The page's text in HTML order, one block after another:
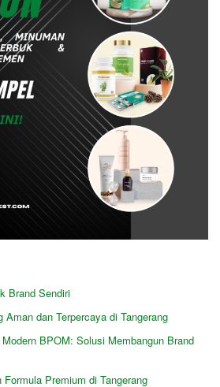
Brand Sendiri
Aman dan Terpercaya di Tangerang
BPOM: Solusi Membangun Brand
Premium di Tangerang